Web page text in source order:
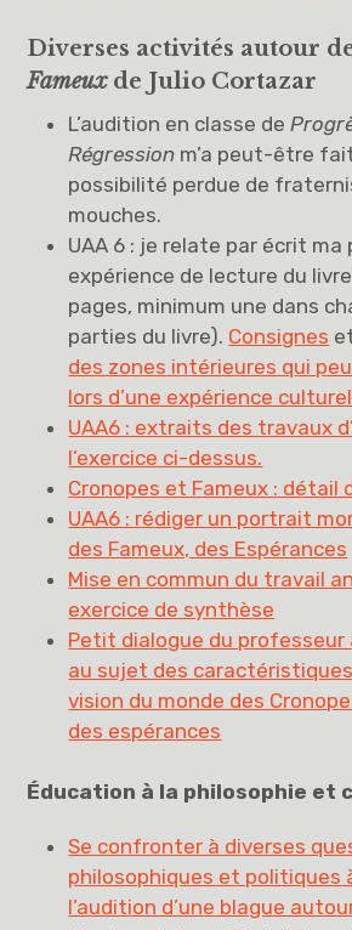
Diverses activités autour
Fameuxde Julio Cortazar
L’audition en classe de
Régression m’a peut-être
possibilité perdue de
mouches.
UAA 6 : je relate par écrit ma
expérience de lecture du
pages, minimum une dans
parties du livre). Consignes
des zones intérieures qui
lors d’une expérience
UAA6 : extraits des travaux
l’exercice ci-dessus.
Cronopes et Fameux : détail
UAA6 : rédiger un portrait
des Fameux, des Espérances
Mise en commun du travail
exercice de synthèse
Petit dialogue du professeur
au sujet des
vision du monde des
des espérances
Éducation à la philosophie et
Se confronter à diverses
philosophiques et politiques
l’audition d’une blague